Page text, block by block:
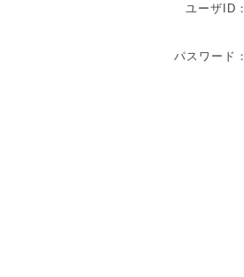
ユーザID：
パスワード：